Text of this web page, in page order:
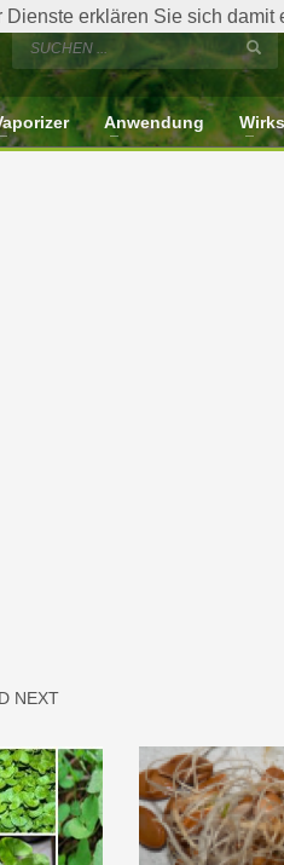
Anwendung
NEXT
erklären Sie sich